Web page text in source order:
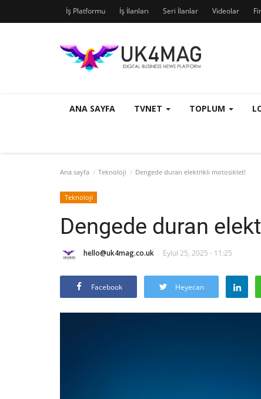
İş Platformu İş İlanları Seri İlanlar Videolar
ANA SAYFA TVNET TOPLUM
Ana sayfa Teknoloji Dengede duran elektrikli motosiklet!
Teknoloji
Dengede duran
hello@uk4mag.co.uk Eylül 25, 2025 - 11:25
Facebook Heyecan